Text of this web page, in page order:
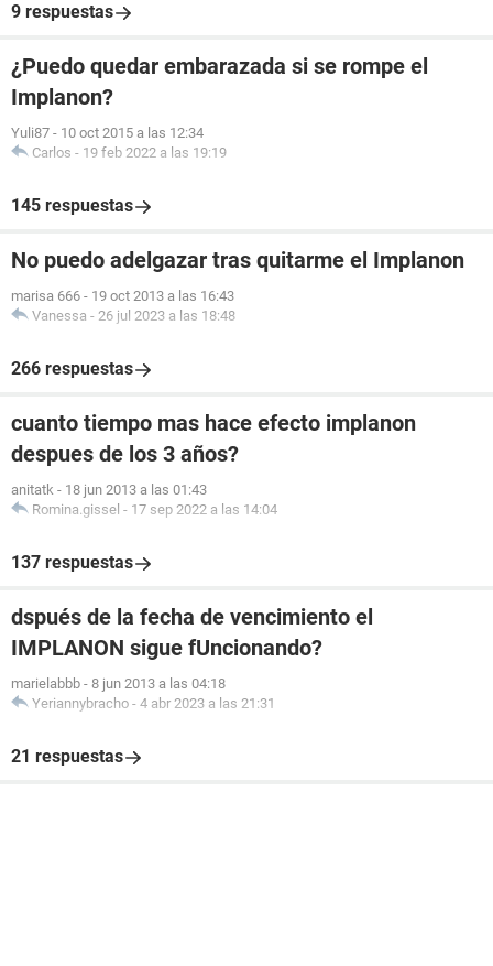
9 respuestas
¿Puedo quedar embarazada si se rompe el
Implanon?
Yuli87 - 10 oct 2015 a las 12:34
Carlos - 19 feb 2022 a las 19:19
145 respuestas
No puedo adelgazar tras quitarme el Implanon
marisa 666 - 19 oct 2013 a las 16:43
Vanessa - 26 jul 2023 a las 18:48
266 respuestas
cuanto tiempo mas hace efecto implanon
despues de los 3 años?
anitatk - 18 jun 2013 a las 01:43
Romina.gissel - 17 sep 2022 a las 14:04
137 respuestas
dspués de la fecha de vencimiento el
IMPLANON sigue fUncionando?
marielabbb - 8 jun 2013 a las 04:18
Yeriannybracho - 4 abr 2023 a las 21:31
21 respuestas